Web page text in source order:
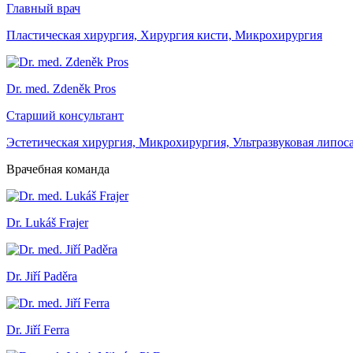
Главный врач
Пластическая хирургия, Хирургия кисти, Микрохирургия
Dr. med. Zdeněk Pros
Старший консультант
Эстетическая хирургия, Микрохирургия, Ультразвуковая
Врачебная команда
Dr. Lukáš Frajer
Dr. Jiří Paděra
Dr. Jiří Ferra